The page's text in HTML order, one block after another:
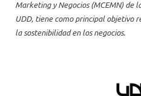
Marketing y Negocios (MCEMN) de
UDD, tiene como principal objetivo
la sostenibilidad en los negocios.